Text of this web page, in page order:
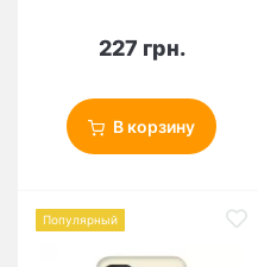
227 грн.
В корзину
Популярный